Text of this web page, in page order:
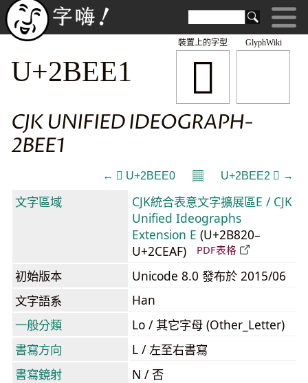
GlyphWiki
𫻡
裝置上的字型
U+2BEE1
CJK UNIFIED IDEOGRAPH-
2BEE1
← 𫻠 U+2BEE0 𝄜 U+2BEE2 𫻢 →
文字區域
CJK統合表意文字擴展區E / CJK
Unified Ideographs
Extension E (U+2B820–
U+2CEAF)
PDF表格
初始版本
Unicode 8.0 發布於 2015/06
文字語系
Han
一般分類
Lo / 其它字母 (Other_Letter)
書寫方向
L / 左至右書寫
書寫鏡射
N / 否